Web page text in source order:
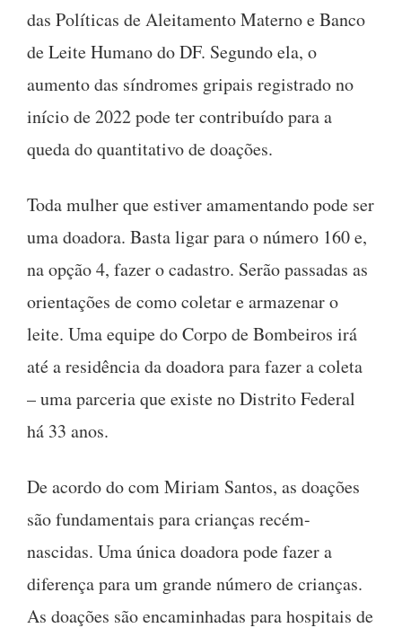
das Políticas de Aleitamento Materno e Banco
de Leite Humano do DF. Segundo ela, o
aumento das síndromes gripais registrado no
início de 2022 pode ter contribuído para a
queda do quantitativo de doações.
Toda mulher que estiver amamentando pode ser
uma doadora. Basta ligar para o número 160 e,
na opção 4, fazer o cadastro. Serão passadas as
orientações de como coletar e armazenar o
leite. Uma equipe do Corpo de Bombeiros irá
até a residência da doadora para fazer a coleta
– uma parceria que existe no Distrito Federal
há 33 anos.
De acordo do com Miriam Santos, as doações
são fundamentais para crianças recém-
nascidas. Uma única doadora pode fazer a
diferença para um grande número de crianças.
As doações são encaminhadas para hospitais de